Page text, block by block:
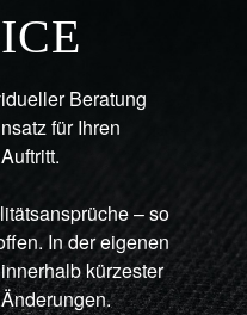
Beratung
für Ihren
– so
In der eigenen
kürzester